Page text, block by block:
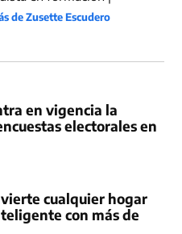
de Zusette Escudero
en vigencia la
electorales en
cualquier hogar
con más de